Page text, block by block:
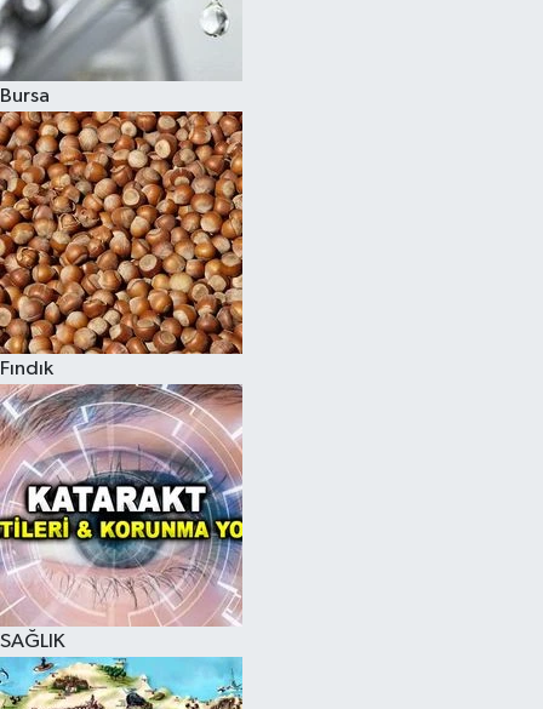
Bursa
Fındık
SAĞLIK